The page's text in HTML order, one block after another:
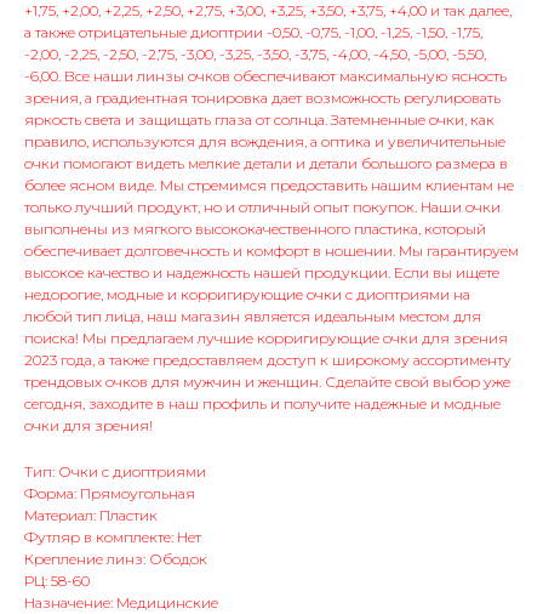
+1,75, +2,00, +2,25, +2,50, +2,75, +3,00, +3,25, +3,50, +3,75, +4,00 и так далее,
а также отрицательные диоптрии -0,50, -0,75, -1,00, -1,25, -1,50, -1,75,
-2,00, -2,25, -2,50, -2,75, -3,00, -3,25, -3,50, -3,75, -4,00, -4,50, -5,00, -5,50,
-6,00. Все наши линзы очков обеспечивают максимальную ясность
зрения, а градиентная тонировка дает возможность регулировать
яркость света и защищать глаза от солнца. Затемненные очки, как
правило, используются для вождения, а оптика и увеличительные
очки помогают видеть мелкие детали и детали большого размера в
более ясном виде. Мы стремимся предоставить нашим клиентам не
только лучший продукт, но и отличный опыт покупок. Наши очки
выполнены из мягкого высококачественного пластика, который
обеспечивает долговечность и комфорт в ношении. Мы гарантируем
высокое качество и надежность нашей продукции. Если вы ищете
недорогие, модные и корригирующие очки с диоптриями на
любой тип лица, наш магазин является идеальным местом для
поиска! Мы предлагаем лучшие корригирующие очки для зрения
2023 года, а также предоставляем доступ к широкому ассортименту
трендовых очков для мужчин и женщин. Сделайте свой выбор уже
сегодня, заходите в наш профиль и получите надежные и модные
очки для зрения!
Тип: Очки с диоптриями
Форма: Прямоугольная
Материал: Пластик
Футляр в комплекте: Нет
Крепление линз: Ободок
РЦ: 58-60
Назначение: Медицинские